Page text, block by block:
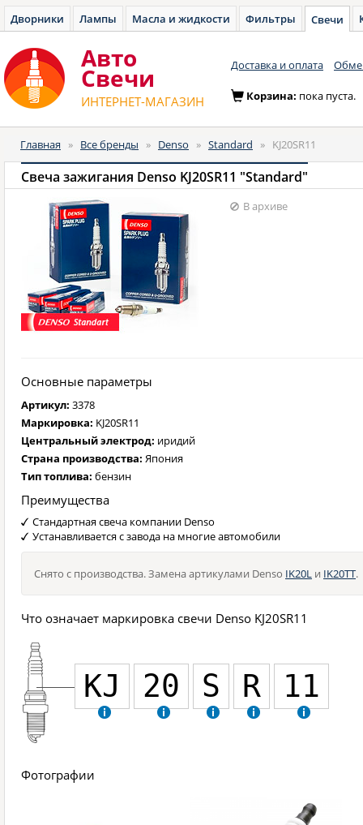
Дворники Лампы Масла и жидкости Фильтры Свечи
Авто
Cвечи
ИНТЕРНЕТ-МАГАЗИН
Доставка и оплата
Корзина: пока пуста.
Главная » Все бренды » Denso » Standard » KJ20SR11
Свеча зажигания Denso KJ20SR11 "Standard"
В архиве
Основные параметры
Артикул: 3378
Маркировка: KJ20SR11
Центральный электрод: иридий
Страна производства: Япония
Тип топлива: бензин
Преимущества
Стандартная свеча компании Denso
Устанавливается с завода на многие автомобили
Снято с производства. Замена артикулами Denso IK20L и IK20TT.
Что означает маркировка свечи Denso KJ20SR11
KJ 20 S R 11
Фотографии